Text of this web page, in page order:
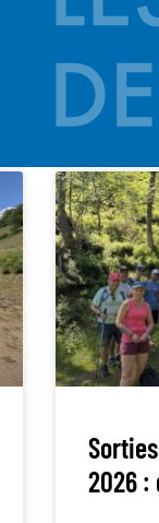
2026 :